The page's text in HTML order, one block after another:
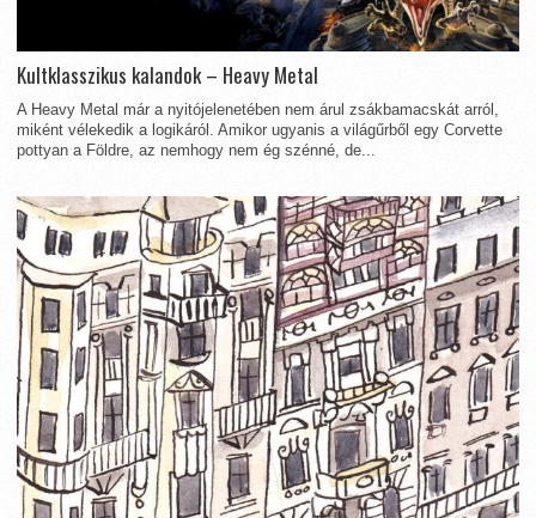
Kultklasszikus kalandok – Heavy Metal
A Heavy Metal már a nyitójelenetében nem árul zsákbamacskát arról,
miként vélekedik a logikáról. Amikor ugyanis a világűrből egy Corvette
pottyan a Földre, az nemhogy nem ég szénné, de...